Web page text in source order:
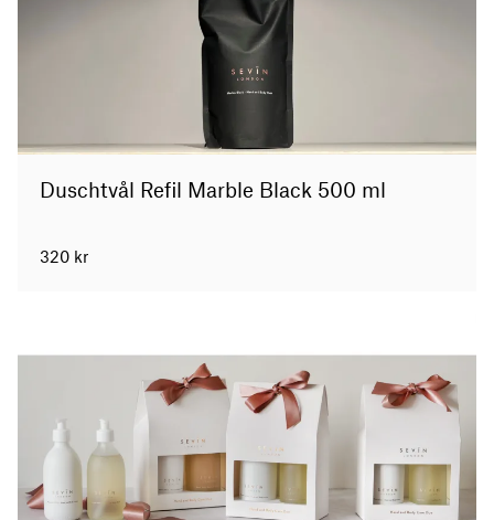
Duschtvål Refil Marble Black 500 ml
320 kr